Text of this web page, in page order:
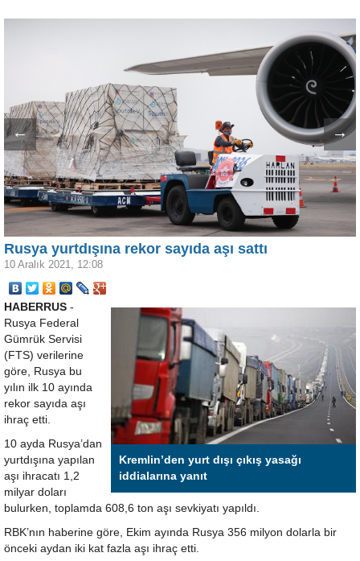
← →
Rusya yurtdışına rekor sayıda aşı sattı
10 Aralık 2021, 12:08
Kremlin’den yurt dışı çıkış yasağı
iddialarına yanıt
HABERRUS -
Rusya Federal
Gümrük Servisi
(FTS) verilerine
göre, Rusya bu
yılın ilk 10 ayında
rekor sayıda aşı
ihraç etti.
10 ayda Rusya’dan
yurtdışına yapılan
aşı ihracatı 1,2
milyar doları
bulurken, toplamda 608,6 ton aşı sevkiyatı yapıldı.
RBK’nın haberine göre, Ekim ayında Rusya 356 milyon dolarla bir
önceki aydan iki kat fazla aşı ihraç etti.